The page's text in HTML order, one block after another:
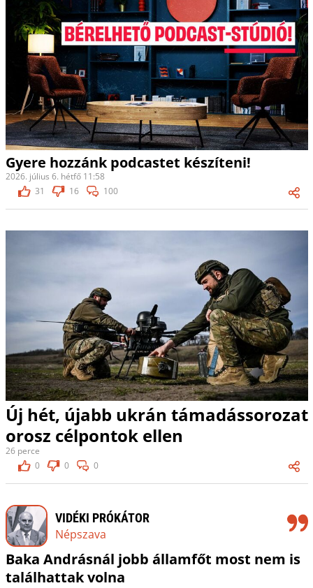
Gyere hozzánk podcastet készíteni!
2026. július 6. hétfő 11:58
31
16 100
Új hét, újabb ukrán támadássorozat
orosz célpontok ellen
26 perce
0
0 0
VIDÉKI PRÓKÁTOR
Népszava
Baka Andrásnál jobb államfőt most nem is
találhattak volna